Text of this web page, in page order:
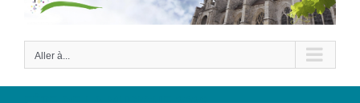
Aller à...